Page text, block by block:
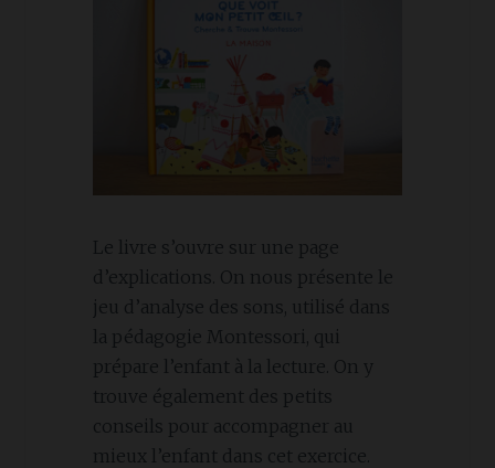
Le livre s’ouvre sur une page
d’explications. On nous présente le
jeu d’analyse des sons, utilisé dans
la pédagogie Montessori, qui
prépare l’enfant à la lecture. On y
trouve également des petits
conseils pour accompagner au
mieux l’enfant dans cet exercice.